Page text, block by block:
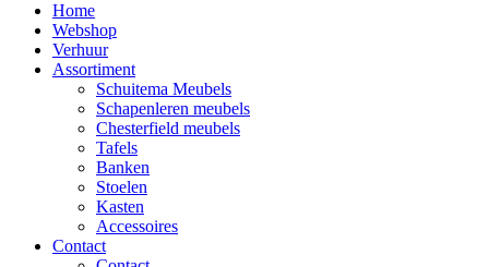
Home
Webshop
Verhuur
Assortiment
Schuitema Meubels
Schapenleren meubels
Chesterfield meubels
Tafels
Banken
Stoelen
Kasten
Accessoires
Contact